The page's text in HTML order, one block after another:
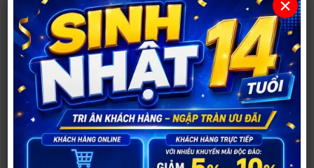
Cơ sở 2:
21 Đốc Thiết, TP Vinh, Nghệ An.
Tạm thời đóng cửa.
Hotline/Zalo tư vấn:
Hotline/Zalo chính:0984 904 269
hoặcTƯ VẤN QUA ZALOtừ 08h00 đến 22h00
hàng ngày.
×